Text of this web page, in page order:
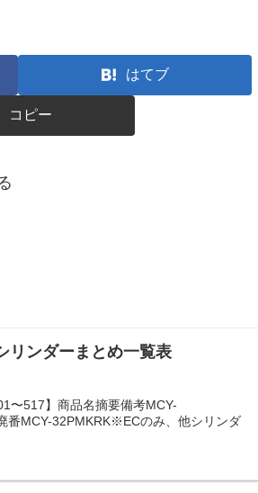
はてブ
コピー
リンダーまとめ一覧表
〜517】商品名摘要備考MCY-
番MCY-32PMKRK※ECのみ、他シリンダ